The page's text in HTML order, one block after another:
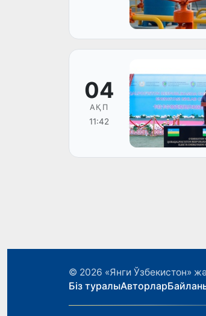
04
АҚП
11:42
© 2026 «Янги Ўзбекистон»
Біз туралыАвторлар